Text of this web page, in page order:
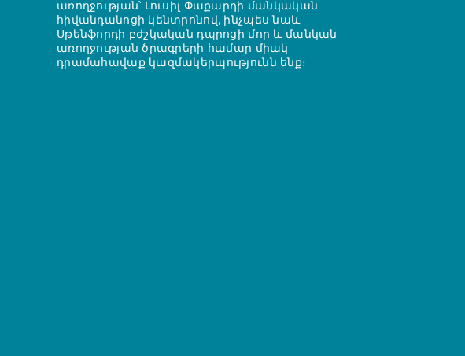
առողջության՝ Լուսիլ Փաքարդի մանկական
հիվանդանոցի կենտրոնով, ինչպես նաև
Սթենֆորդի բժշկական դպրոցի մոր և մանկան
առողջության ծրագրերի համար միակ
դրամահավաք կազմակերպությունն ենք։